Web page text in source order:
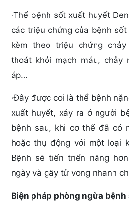
·Thể bệnh sốt xuất huyết
các triệu chứng của bệnh
kèm theo triệu chứng
thoát khỏi mạch máu, chảy
áp…
·Đây được coi là thể bệnh
xuất huyết, xảy ra ở người
bệnh sau, khi cơ thể đã có
hoặc thụ động với một loại
Bệnh sẽ tiến triển nặng
ngày và gây tử vong nhanh
Biện pháp phòng ngừa